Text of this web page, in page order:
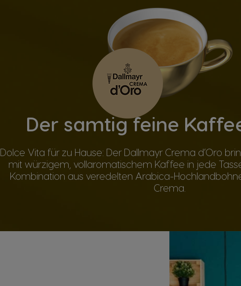
Der samtig feine
Dolce Vita für zu Hause: Der Dallmayr Crema d’Oro
mit würzigem, vollaromatischem Kaffee in jede
Kombination aus veredelten Arabica-
Crema.